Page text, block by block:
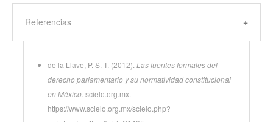
Referencias
de la Llave, P. S. T. (2012). Las fuentes formales del
derecho parlamentario y su normatividad constitucional
en México . scielo.org.mx.
https://www.scielo.org.mx/scielo.php?